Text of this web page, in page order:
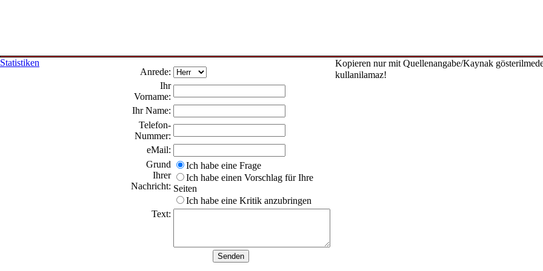
Statistiken
Anrede:
Ihr
Vorname:
Ihr Name:
Telefon-
Nummer:
eMail:
Grund
Ihrer
Nachricht:
Ich habe eine Frage
Ich habe einen Vorschlag für Ihre
Seiten
Ich habe eine Kritik anzubringen
Text:
Kopieren nur mit Quellenangabe/Kaynak
kullanilamaz!